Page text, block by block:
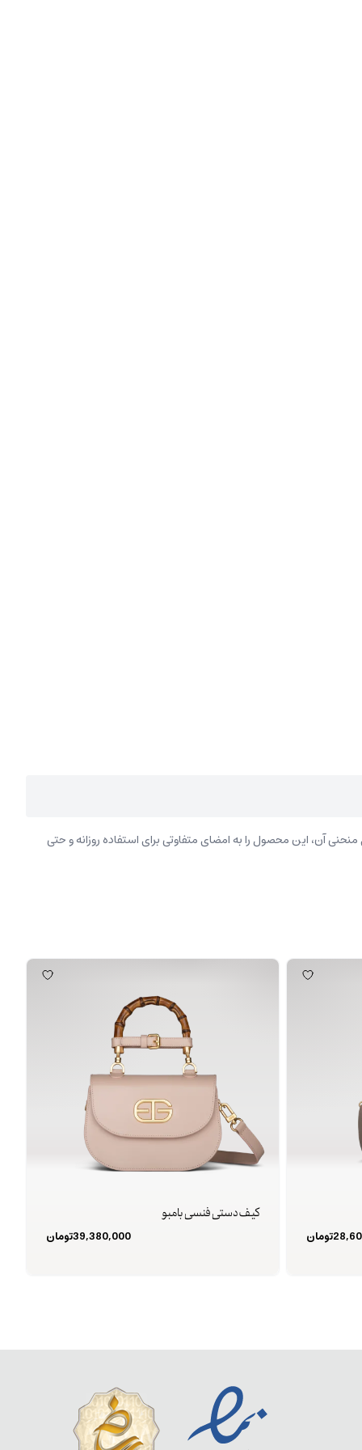
آن، این محصول را به امضای متفاوتی برای استفاده روزانه و حتی
تومان
کیف دستی فنسی بامبو
39,380,000تومان